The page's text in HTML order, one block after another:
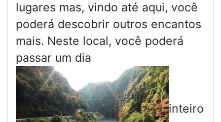
lugares mas, vindo até aqui, você
poderá descobrir outros encantos
mais. Neste local, você poderá
passar um dia
inteiro